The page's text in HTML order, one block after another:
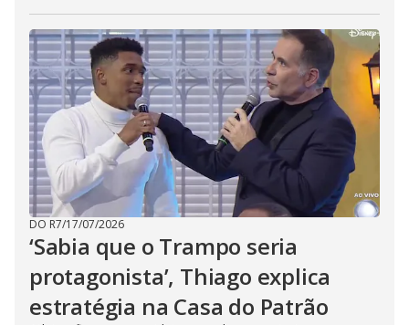
DO R7/17/07/2026
‘Sabia que o Trampo seria
protagonista’, Thiago explica
estratégia na Casa do Patrão